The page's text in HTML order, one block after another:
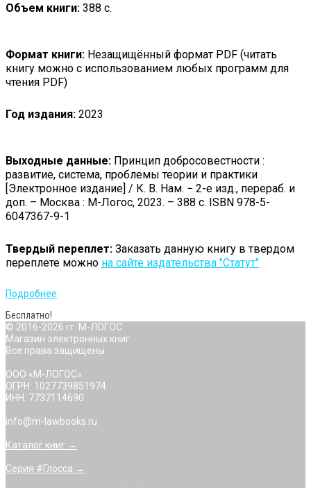
Объем книги: 388 с.
Формат книги: Незащищённый формат PDF (читать
книгу можно с использованием любых программ для
чтения PDF)
Год издания: 2023
Выходные данные: Принцип добросовестности :
развитие, система, проблемы теории и практики
[Электронное издание] / К. В. Нам. − 2-е изд., перераб. и
доп. – Москва : М-Логос, 2023. – 388 с. ISBN 978-5-
6047367-9-1
Твердый переплет: Заказать данную книгу в твердом
переплете можно на сайте издательства "Статут"
Подробнее
Бесплатно!
© 2016-2026 гг. М-ЛОГОС
Магазин электронных книг
Все права защищены
ООО «М-ЛОГОС»
ОГРН: 1027739851974
ИНН: 7737114690
info@m-lawbooks.ru
Каталог книг →
Серия #Глосса →